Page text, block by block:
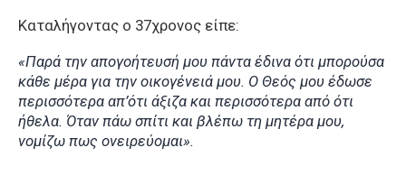
Καταλήγοντας o 37χρονος είπε:
«Παρά την απογοήτευσή μου πάντα έδινα ότι μπορούσα
κάθε μέρα για την οικογένειά μου. Ο Θεός μου έδωσε
περισσότερα απ’ότι άξιζα και περισσότερα από ότι
ήθελα. Όταν πάω σπίτι και βλέπω τη μητέρα μου,
νομίζω πως ονειρεύομαι».